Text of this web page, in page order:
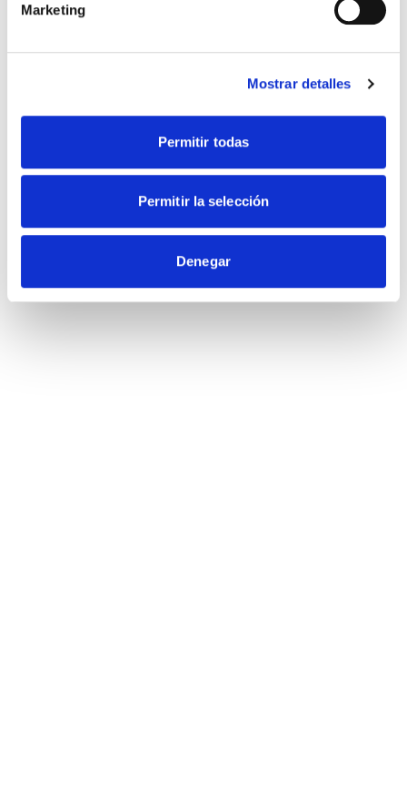
Marketing
Mostrar detalles
Permitir todas
Permitir la selección
Denegar